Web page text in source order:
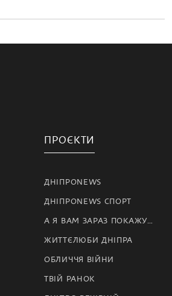
ПРОЄКТИ
ДНІПРОNEWS
ДНІПРОNEWS СПОРТ
А Я ВАМ ЗАРАЗ ПОКАЖУ…
ЖИТТЄЛЮБИ ДНІПРА
ОБЛИЧЧЯ ВІЙНИ
ТВІЙ РАНОК